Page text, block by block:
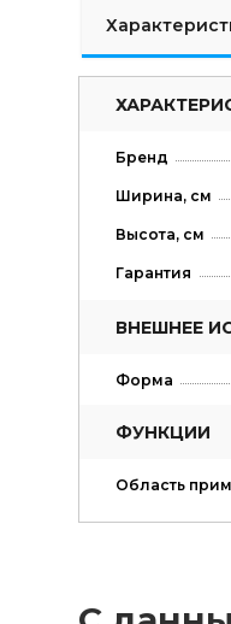
Бренд
Ширина, см
Высота, см
Гарантия
ВНЕШНЕЕ
Форма
ФУНКЦИИ
Область